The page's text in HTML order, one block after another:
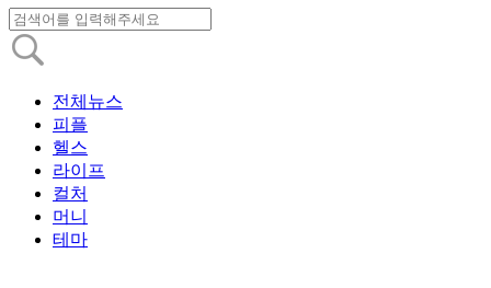
전체뉴스
피플
헬스
라이프
컬처
머니
테마